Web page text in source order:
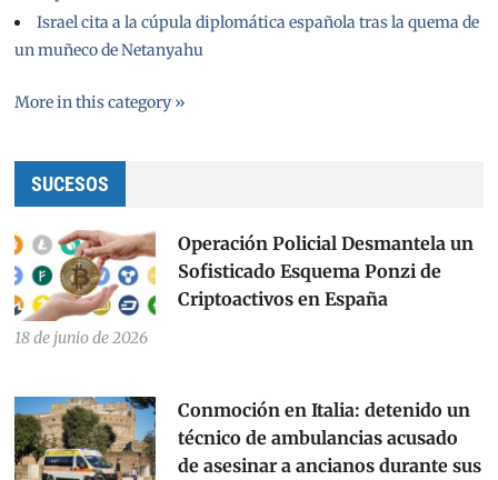
Israel cita a la cúpula diplomática española tras la quema de
un muñeco de Netanyahu
More in this category »
SUCESOS
Operación Policial Desmantela un
Sofisticado Esquema Ponzi de
Criptoactivos en España
18 de junio de 2026
Conmoción en Italia: detenido un
técnico de ambulancias acusado
de asesinar a ancianos durante sus